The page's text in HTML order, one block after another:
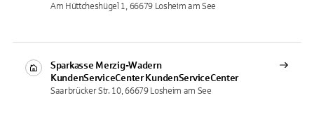
Am Hüttcheshügel 1, 66679 Losheim am See
Sparkasse Merzig-Wadern
KundenServiceCenter KundenServiceCenter
Saarbrücker Str. 10, 66679 Losheim am See